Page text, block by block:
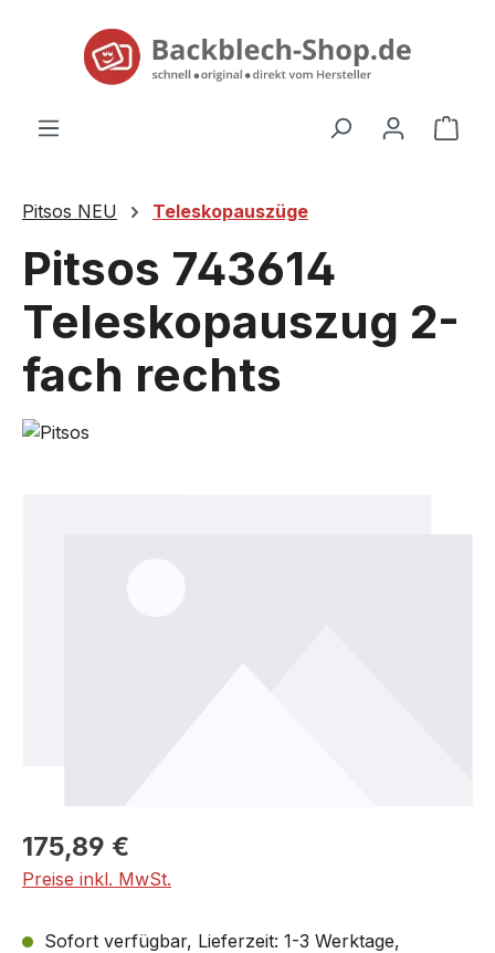
springen
Pitsos NEU Teleskopauszüge
Pitsos 743614
Teleskopauszug 2-
fach rechts
175,89 €
Preise inkl. MwSt.
Sofort verfügbar, Lieferzeit: 1-3 Werktage,